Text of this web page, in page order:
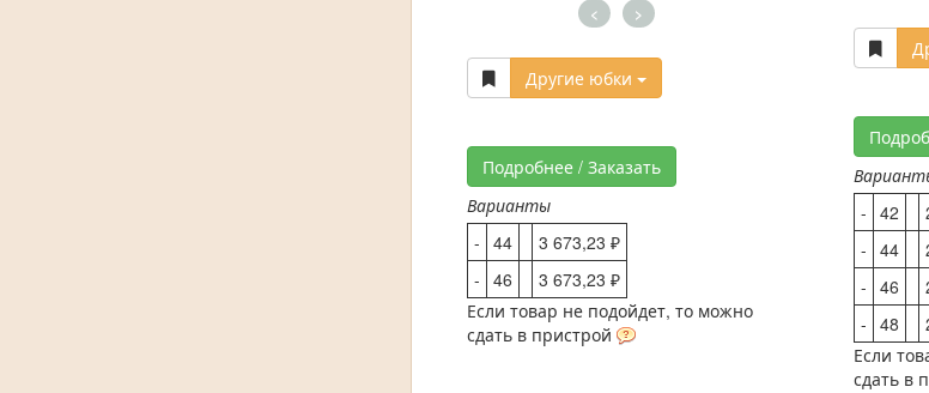
< >
Другие юбки
Подробнее / Заказать
Варианты
-
44
3 673,23 ₽
-
46
3 673,23 ₽
Если товар не подойдет, то можно
сдать в пристрой
- 42
- 44
- 46
- 48
Если
сдать в